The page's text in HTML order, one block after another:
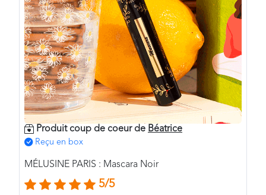
Produit coup de coeur de Béatrice
Reçu en box
MÉLUSINE PARIS : Mascara Noir
5/5